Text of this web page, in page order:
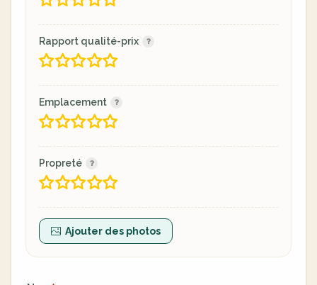
Rapport qualité-prix
Emplacement
Propreté
Ajouter des photos